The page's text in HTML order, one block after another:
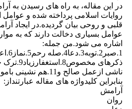
در این مقاله، به راه های رسیدن به
روایات اسلامی پرداخته شده و
قلبی و روحی بیان گردیده.در ایجاد
عوامل بسیاری دخالت دارند که به
اشاره می شود.من جمله:
ناشی ازعمل صالح و11.هم نشینی بامومن
بنابراین کلیدواژه های مقاله عبارتنداز:
آرامش
روان